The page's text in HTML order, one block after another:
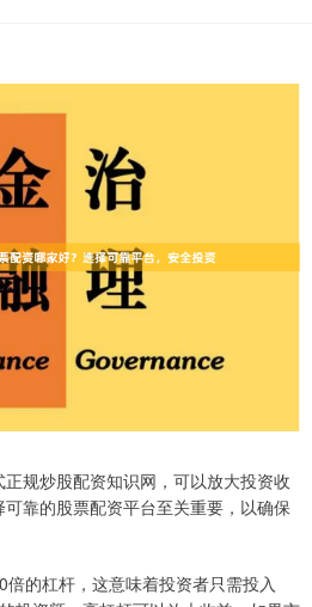
规炒股配资知识网，可以放大投资收
靠的股票配资平台至关重要，以确保
的杠杆，这意味着投资者只需投入